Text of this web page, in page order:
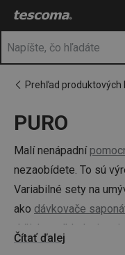
Prehľad produktových
PURO
Malí nenápadní
nezaobídete. To sú
Variabilné sety na
ako dávkovače
držiaky
odkladacie
bioodpad. Dizajn línie
Čítať ďalej